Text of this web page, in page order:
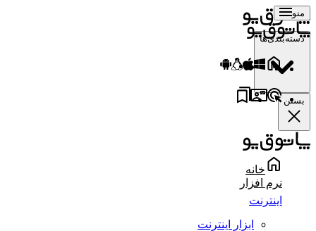
منو
دسته‌بندی‌ها
بستن
خانه
نرم افزار
اینترنت
ابزار اینترنت